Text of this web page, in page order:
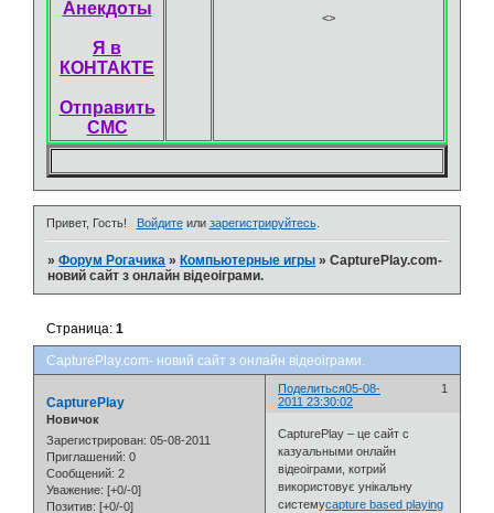
Анекдоты
Я в
КОНТАКТЕ
Отправить
СМС
<>
Привет, Гость! Войдитеили зарегистрируйтесь.
»Форум Рогачика »Компьютерные игры »CapturePlay.com-
новий сайт з онлайн відеоіграми.
CapturePlay.com- новий сайт з онлайн відеоіграми.
Страница:1
Поделиться 1
05-08-
2011 23:30:02
CapturePlay
Новичок
Зарегистрирован: 05-08-2011
Приглашений: 0
Сообщений: 2
Уважение: [+0/-0]
Позитив: [+0/-0]
CapturePlay – це сайт с
казуальными онлайн
відеоіграми, котрий
використовує унікальну
системуcapture based playing